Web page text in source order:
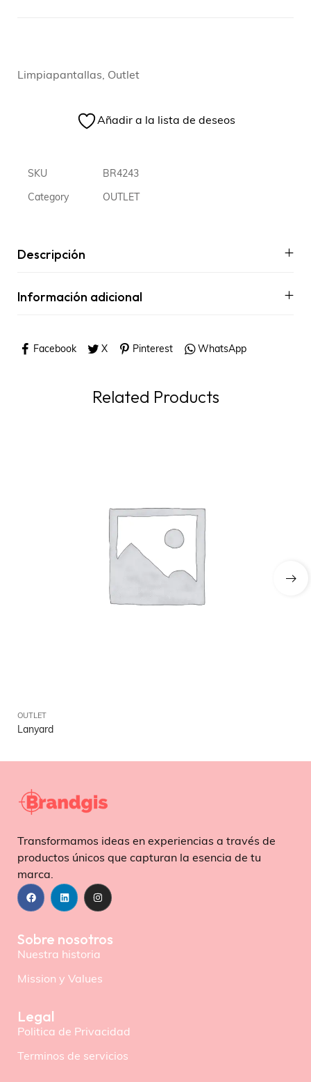
Limpiapantallas, Outlet
Añadir a la lista de deseos
SKU BR4243
Category OUTLET
Descripción
Información adicional
Facebook X Pinterest WhatsApp
Related Products
OUTLET
Lanyard
Transformamos ideas en experiencias a través de
productos únicos que capturan la esencia de tu
marca.
Sobre nosotros
Nuestra historia
Mission y Values
Legal
Politica de Privacidad
Terminos de servicios